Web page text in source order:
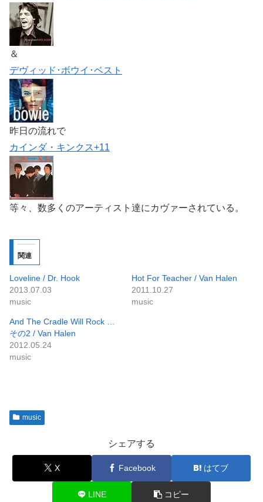
＆
デヴィッド･ボウイ･ベスト
昨日の流れで
カインダ・キンクス+11
等々、数多くのアーティスト達にカヴァーされている。
関連
Loveline / Dr. Hook
2013.07.03
music
Hot For Teacher / Van Halen
2011.10.27
music
And The Cradle Will Rock …
その2 / Van Halen
2012.05.24
music
music
シェアする
X Facebook はてブ
LINE コピー